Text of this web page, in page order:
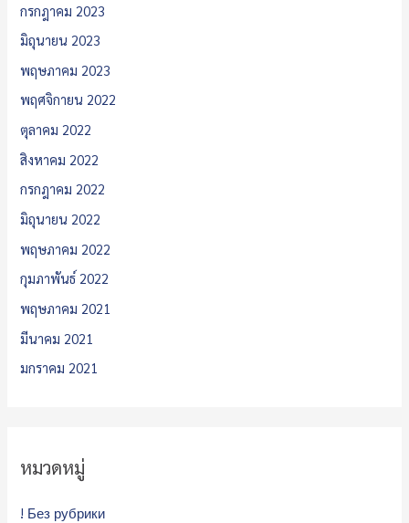
กรกฎาคม 2023
มิถุนายน 2023
พฤษภาคม 2023
พฤศจิกายน 2022
ตุลาคม 2022
สิงหาคม 2022
กรกฎาคม 2022
มิถุนายน 2022
พฤษภาคม 2022
กุมภาพันธ์ 2022
พฤษภาคม 2021
มีนาคม 2021
มกราคม 2021
หมวดหมู่
! Без рубрики